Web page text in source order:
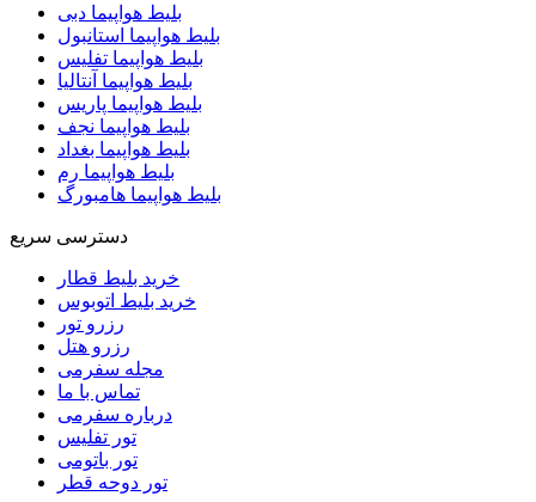
بلیط هواپیما دبی
بلیط هواپیما استانبول
بلیط هواپیما تفلیس
بلیط هواپیما آنتالیا
بلیط هواپیما پاریس
بلیط هواپیما نجف
بلیط هواپیما بغداد
بلیط هواپیما رم
بلیط هواپیما هامبورگ
دسترسی سریع
خرید بلیط قطار
خرید بلیط اتوبوس
رزرو تور
رزرو هتل
مجله سفرمی
تماس با ما
درباره سفرمی
تور تفلیس
تور باتومی
تور دوحه قطر